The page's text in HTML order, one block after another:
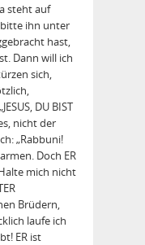
steht auf
ihn unter
hast,
Dann will ich
sich,
DU BIST
nicht der
„Rabbuni!
Doch ER
mich nicht
Brüdern,
laufe ich
ER ist